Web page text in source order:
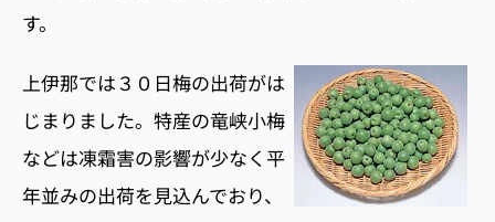
す。
上伊那では３０日梅の出荷がは
じまりました。特産の竜峡小梅
などは凍霜害の影響が少なく平
年並みの出荷を見込んでおり、